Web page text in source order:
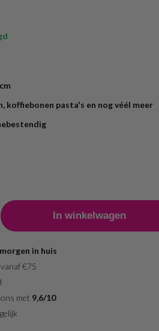
koffiebonen pasta's en nog véél meer
morgen in huis
vanaf €75
met 9,6/10